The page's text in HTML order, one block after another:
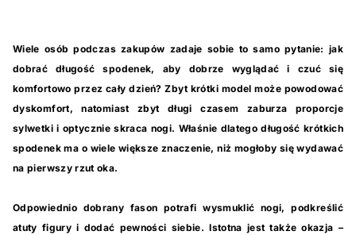
Wiele osób podczas zakupów zadaje sobie to samo pytanie: jak
dobrać długość spodenek, aby dobrze wyglądać i czuć się
komfortowo przez cały dzień? Zbyt krótki model może powodować
dyskomfort, natomiast zbyt długi czasem zaburza proporcje
sylwetki i optycznie skraca nogi. Właśnie dlatego długość krótkich
spodenek ma o wiele większe znaczenie, niż mogłoby się wydawać
na pierwszy rzut oka.
Odpowiednio dobrany fason potrafi wysmuklić nogi, podkreślić
atuty figury i dodać pewności siebie. Istotna jest także okazja –